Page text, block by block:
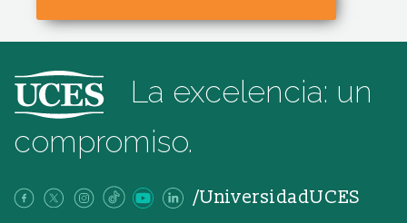
La excelencia: un
compromiso.
/UniversidadUCES